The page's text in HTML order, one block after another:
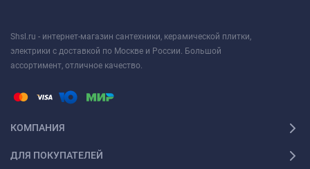
Shsl.ru - интернет-магазин сантехники, керамической плитки,
электрики с доставкой по Москве и России. Большой
ассортимент, отличное качество.
КОМПАНИЯ
ДЛЯ ПОКУПАТЕЛЕЙ